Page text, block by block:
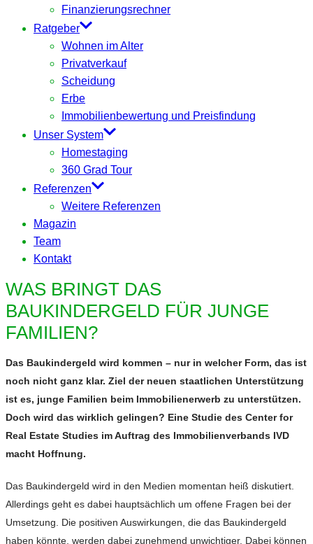
Finanzierungsrechner
Ratgeber
Wohnen im Alter
Privatverkauf
Scheidung
Erbe
Immobilienbewertung und Preisfindung
Unser System
Homestaging
360 Grad Tour
Referenzen
Weitere Referenzen
Magazin
Team
Kontakt
WAS BRINGT DAS
BAUKINDERGELD FÜR JUNGE
FAMILIEN?
Das Baukindergeld wird kommen – nur in welcher Form, das ist
noch nicht ganz klar. Ziel der neuen staatlichen Unterstützung
ist es, junge Familien beim Immobilienerwerb zu unterstützen.
Doch wird das wirklich gelingen? Eine Studie des Center for
Real Estate Studies im Auftrag des Immobilienverbands IVD
macht Hoffnung.
Das Baukindergeld wird in den Medien momentan heiß diskutiert.
Allerdings geht es dabei hauptsächlich um offene Fragen bei der
Umsetzung. Die positiven Auswirkungen, die das Baukindergeld
haben könnte, werden dabei zunehmend unwichtiger. Dabei können